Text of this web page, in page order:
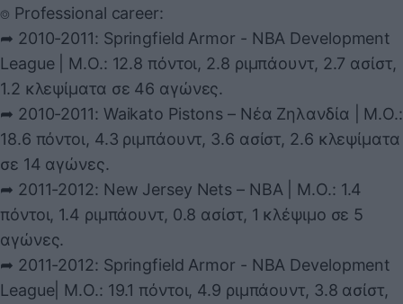
⌾ Professional career:
➦ 2010-2011: Springfield Armor - NBA Development
League | Μ.Ο.: 12.8 πόντοι, 2.8 ριμπάουντ, 2.7 ασίστ,
1.2 κλεψίματα σε 46 αγώνες.
➦ 2010-2011: Waikato Pistons – Nέα Ζηλανδία | Μ.Ο.:
18.6 πόντοι, 4.3 ριμπάουντ, 3.6 ασίστ, 2.6 κλεψίματα
σε 14 αγώνες.
➦ 2011-2012: New Jersey Nets – NBA | Μ.Ο.: 1.4
πόντοι, 1.4 ριμπάουντ, 0.8 ασίστ, 1 κλέψιμο σε 5
αγώνες.
➦ 2011-2012: Springfield Armor - NBA Development
League| Μ.Ο.: 19.1 πόντοι, 4.9 ριμπάουντ, 3.8 ασίστ,